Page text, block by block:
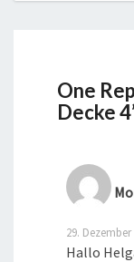
One
Decke
29.
Hallo